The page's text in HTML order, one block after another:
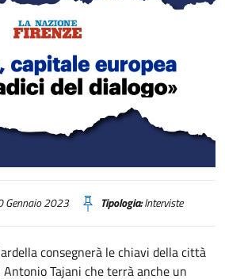
Qui le radici del dialogo» (La Nazione
Gennaio 2023 Tipologia:Interviste
consegnerà le chiavi della città
Tajani che terrà anche un